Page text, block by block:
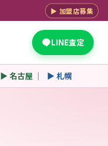
▶ 加盟店募集
LINE査定
▶ 名古屋 ｜ ▶ 札幌